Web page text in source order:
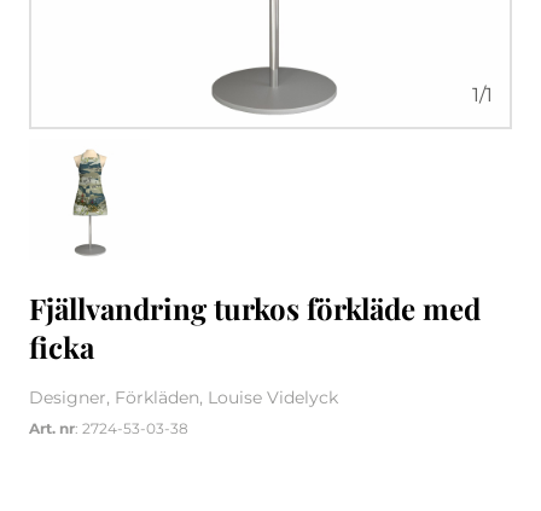
1/1
Fjällvandring turkos förkläde med
ficka
Designer, Förkläden, Louise Videlyck
Art. nr: 2724-53-03-38